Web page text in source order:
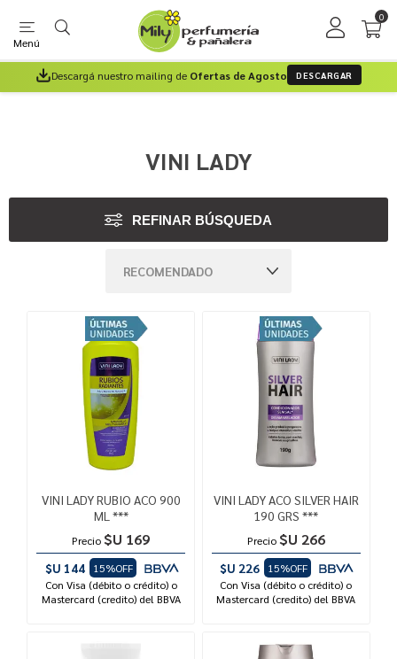
Menú
0
Descargá nuestro mailing de Ofertas de Agosto DESCARGAR
VINI LADY
REFINAR BÚSQUEDA
VINI LADY RUBIO ACO 900
ML ***
Precio $U 169
$U 144
15%OFF
Con Visa (débito o crédito) o
Mastercard (credito) del BBVA
VINI LADY ACO SILVER HAIR
190 GRS ***
Precio $U 266
$U 226
15%OFF
Con Visa (débito o crédito) o
Mastercard (credito) del BBVA